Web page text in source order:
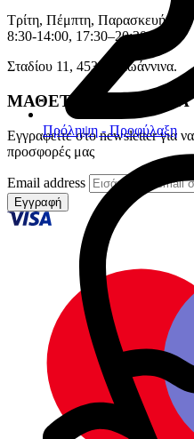
Πρόληψη - Προφύλαξη
Τρίτη, Πέμπτη, Παρασκευή:
8:30-14:00, 17:30–20:30.
Σταδίου 11, 45333 , Ιωάννινα.
ΜΑΘΕΤΕ ΠΡΩΤΟΙ
Εγγραφείτε στο newsletter για
προσφορές μας
Email address
Εγγραφή